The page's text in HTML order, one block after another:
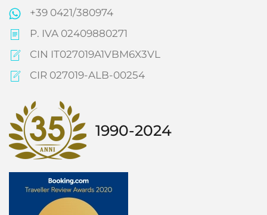
+39 0421/380974
P. IVA 02409880271
CIN IT027019A1VBM6X3VL
CIR 027019-ALB-00254
1990-2024